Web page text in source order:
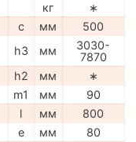
кг
∗
c мм
500
h3 мм
3030-
7870
h2 мм
∗
m1 мм
90
l мм
800
e мм
80